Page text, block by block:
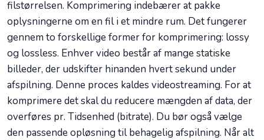
filstørrelsen. Komprimering indebærer at pakke
oplysningerne om en fil i et mindre rum. Det fungerer
gennem to forskellige former for komprimering: lossy
og lossless. Enhver video består af mange statiske
billeder, der udskifter hinanden hvert sekund under
afspilning. Denne proces kaldes videostreaming. For at
komprimere det skal du reducere mængden af data, der
overføres pr. Tidsenhed (bitrate). Du bør også vælge
den passende opløsning til behagelig afspilning. Når alt